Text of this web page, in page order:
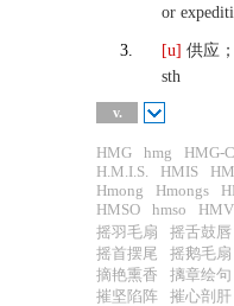
or
3. [u] 供应
sth
v.
HMG hmg HMG-
H.M.I.S.
HMIS
Hmong
Hmongs
HMSO
hmso HMV
摇羽毛扇
摇舌鼓唇
摇首摆尾
摇鹅毛扇
摘艳熏香
摛章绘句
摧坚陷阵
摧心剖肝